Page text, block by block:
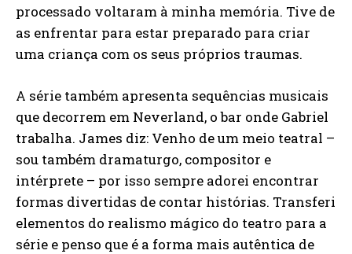
processado voltaram à minha memória. Tive de
as enfrentar para estar preparado para criar
uma criança com os seus próprios traumas.
A série também apresenta sequências musicais
que decorrem em Neverland, o bar onde Gabriel
trabalha. James diz: Venho de um meio teatral –
sou também dramaturgo, compositor e
intérprete – por isso sempre adorei encontrar
formas divertidas de contar histórias. Transferi
elementos do realismo mágico do teatro para a
série e penso que é a forma mais autêntica de